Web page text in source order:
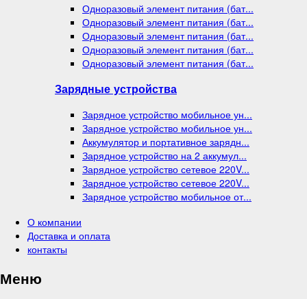
Одноразовый элемент питания (бат...
Одноразовый элемент питания (бат...
Одноразовый элемент питания (бат...
Одноразовый элемент питания (бат...
Одноразовый элемент питания (бат...
Зарядные устройства
Зарядное устройство мобильное ун...
Зарядное устройство мобильное ун...
Аккумулятор и портативное зарядн...
Зарядное устройство на 2 аккумул...
Зарядное устройство сетевое 220V...
Зарядное устройство сетевое 220V...
Зарядное устройство мобильное от...
О компании
Доставка и оплата
контакты
Меню